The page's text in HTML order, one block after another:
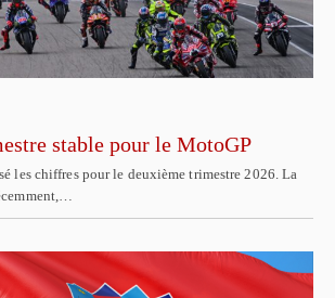
stable pour le MotoGP
les chiffres pour le deuxième trimestre 2026. La